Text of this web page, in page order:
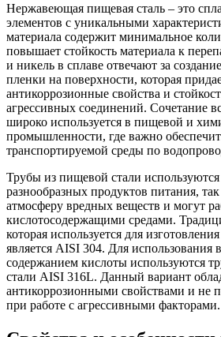
Нержавеющая пищевая сталь – это
элементов с уникальными
материала содержит минимальное
повышает стойкость материала к
и никель в сплаве отвечают за
пленки на поверхности, которая
антикоррозионные свойства и
агрессивных соединений. Сочетание
широко используется в пищевой и
промышленности, где важно
транспортируемой среды по
Трубы из пищевой стали используются
разнообразных продуктов питания,
атмосферу вредных веществ и могут
кислотосодержащими средами.
которая используется для
является AISI 304. Для
содержанием кислоты используются
стали AISI 316L. Данный вариант
антикоррозионными свойствами и не
при работе с агрессивными